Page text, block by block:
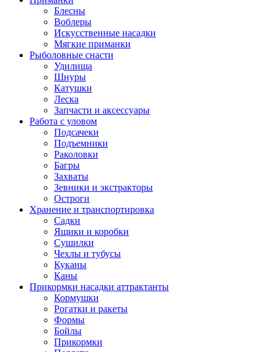
Блесны
Воблеры
Искусственные насадки
Мягкие приманки
Рыболовные снасти
Удилища
Шнуры
Катушки
Леска
Запчасти и аксессуары
Работа с уловом
Подсачеки
Подъемники
Раколовки
Багры
Захваты
Зевники и экстракторы
Остроги
Хранение и транспортировка
Садки
Ящики и коробки
Сушилки
Чехлы и тубусы
Куканы
Каны
Прикормки насадки аттрактанты
Кормушки
Рогатки и ракеты
Формы
Бойлы
Прикормки